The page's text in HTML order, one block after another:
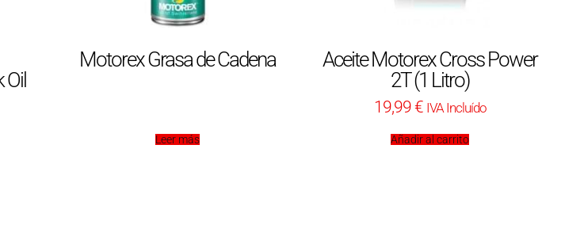
Motorex Grasa de Cadena
Leer más
Aceite Motorex Cross Power
2T (1 Litro)
19,99€ IVA Incluído
Añadir al carrito